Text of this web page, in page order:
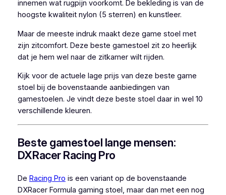
innemen wat rugpijn voorkomt. De bekleding is van de
hoogste kwaliteit nylon (5 sterren) en kunstleer.
Maar de meeste indruk maakt deze game stoel met
zijn zitcomfort. Deze beste gamestoel zit zo heerlijk
dat je hem wel naar de zitkamer wilt rijden.
Kijk voor de actuele lage prijs van deze beste game
stoel bij de bovenstaande aanbiedingen van
gamestoelen. Je vindt deze beste stoel daar in wel 10
verschillende kleuren.
Beste gamestoel lange mensen:
DXRacer Racing Pro
De Racing Pro is een variant op de bovenstaande
DXRacer Formula gaming stoel, maar dan met een nog